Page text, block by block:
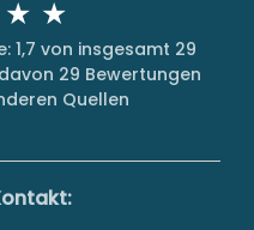
1,7 von insgesamt 29
29 Bewertungen
Quellen